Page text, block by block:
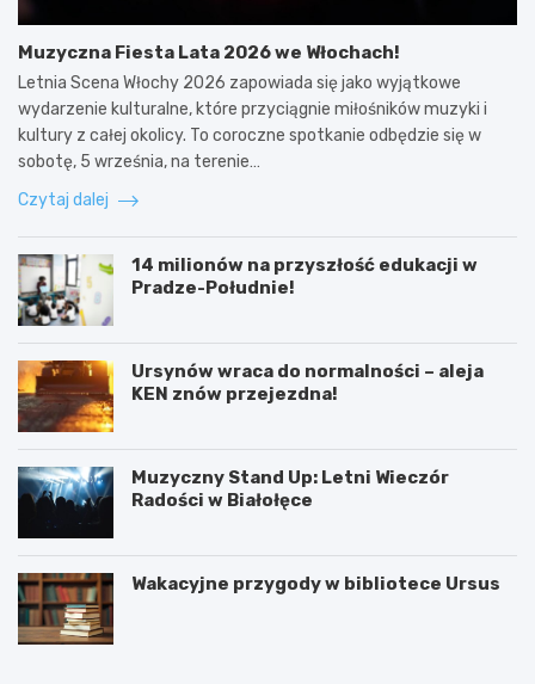
Muzyczna Fiesta Lata 2026 we Włochach!
Letnia Scena Włochy 2026 zapowiada się jako wyjątkowe
wydarzenie kulturalne, które przyciągnie miłośników muzyki i
kultury z całej okolicy. To coroczne spotkanie odbędzie się w
sobotę, 5 września, na terenie…
Czytaj dalej
14 milionów na przyszłość edukacji w
Pradze-Południe!
Ursynów wraca do normalności – aleja
KEN znów przejezdna!
Muzyczny Stand Up: Letni Wieczór
Radości w Białołęce
Wakacyjne przygody w bibliotece Ursus